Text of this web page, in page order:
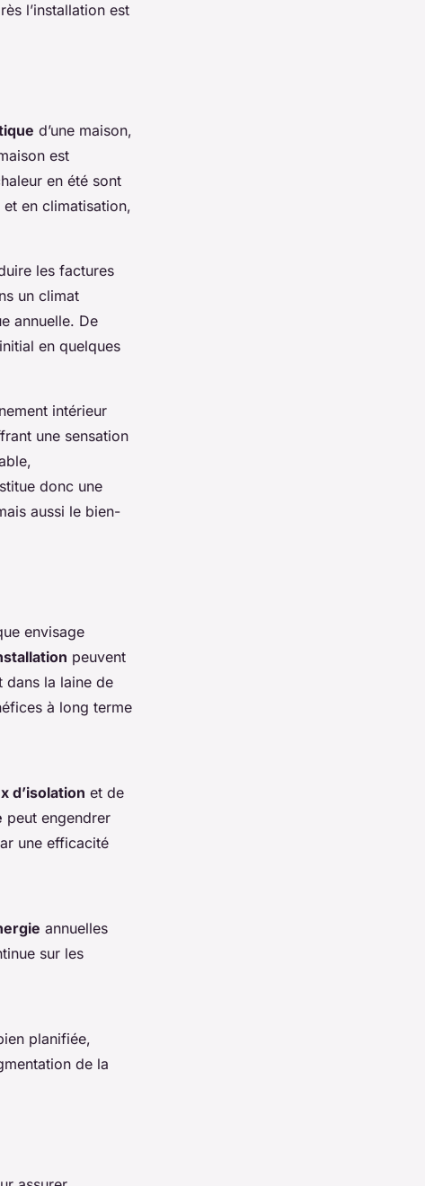
l’installation est
d’une maison,
est
en été sont
en climatisation,
les factures
un climat
annuelle. De
en quelques
intérieur
une sensation
donc une
aussi le bien-
envisage
peuvent
dans la laine de
à long terme
d’isolation et de
peut engendrer
une efficacité
annuelles
sur les
planifiée,
de la